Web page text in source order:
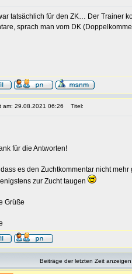
tatsächlich für den ZK… Der Trainer
sprach man vom DK
am: 29.08.2021 06:26 Titel:
für die Antworten!
es den Zuchtkommentar nicht
zur Zucht taugen
Grüße
Beiträge der letzten Zeit